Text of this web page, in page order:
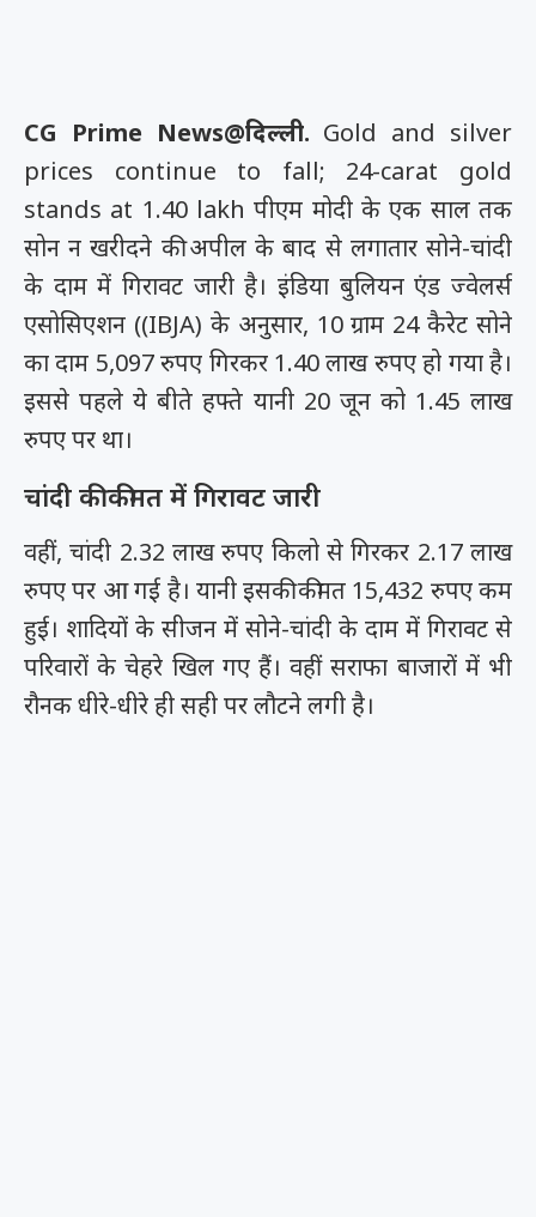
CG Prime News@दिल्ली. Gold and silver
prices continue to fall; 24-carat gold
stands at 1.40 lakh पीएम मोदी के एक साल तक
सोन न खरीदने की अपील के बाद से लगातार सोने-चांदी
के दाम में गिरावट जारी है। इंडिया बुलियन एंड ज्वेलर्स
एसोसिएशन ((IBJA) के अनुसार, 10 ग्राम 24 कैरेट सोने
का दाम 5,097 रुपए गिरकर 1.40 लाख रुपए हो गया है।
इससे पहले ये बीते हफ्ते यानी 20 जून को 1.45 लाख
रुपए पर था।
चांदी की कीमत में गिरावट जारी
वहीं, चांदी 2.32 लाख रुपए किलो से गिरकर 2.17 लाख
रुपए पर आ गई है। यानी इसकी कीमत 15,432 रुपए कम
हुई। शादियों के सीजन में सोने-चांदी के दाम में गिरावट से
परिवारों के चेहरे खिल गए हैं। वहीं सराफा बाजारों में भी
रौनक धीरे-धीरे ही सही पर लौटने लगी है।